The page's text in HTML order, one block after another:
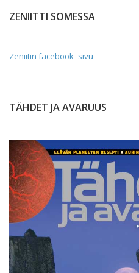
ZENIITTI SOMESSA
Zeniitin facebook -sivu
TÄHDET JA AVARUUS